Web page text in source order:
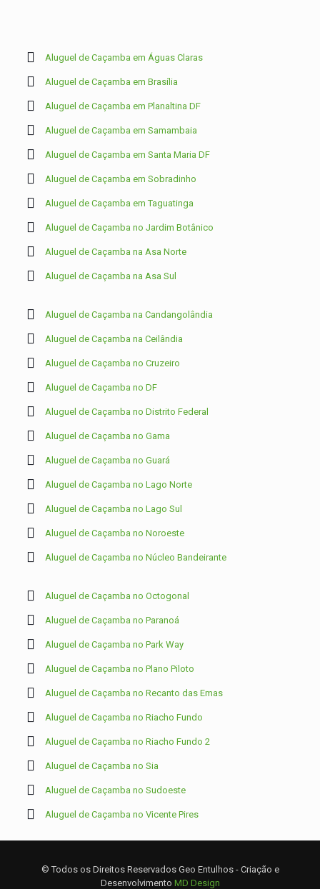
Aluguel de Caçamba em Águas Claras
Aluguel de Caçamba em Brasília
Aluguel de Caçamba em Planaltina DF
Aluguel de Caçamba em Samambaia
Aluguel de Caçamba em Santa Maria DF
Aluguel de Caçamba em Sobradinho
Aluguel de Caçamba em Taguatinga
Aluguel de Caçamba no Jardim Botânico
Aluguel de Caçamba na Asa Norte
Aluguel de Caçamba na Asa Sul
Aluguel de Caçamba na Candangolândia
Aluguel de Caçamba na Ceilândia
Aluguel de Caçamba no Cruzeiro
Aluguel de Caçamba no DF
Aluguel de Caçamba no Distrito Federal
Aluguel de Caçamba no Gama
Aluguel de Caçamba no Guará
Aluguel de Caçamba no Lago Norte
Aluguel de Caçamba no Lago Sul
Aluguel de Caçamba no Noroeste
Aluguel de Caçamba no Núcleo Bandeirante
Aluguel de Caçamba no Octogonal
Aluguel de Caçamba no Paranoá
Aluguel de Caçamba no Park Way
Aluguel de Caçamba no Plano Piloto
Aluguel de Caçamba no Recanto das Emas
Aluguel de Caçamba no Riacho Fundo
Aluguel de Caçamba no Riacho Fundo 2
Aluguel de Caçamba no Sia
Aluguel de Caçamba no Sudoeste
Aluguel de Caçamba no Vicente Pires
© Todos os Direitos Reservados Geo Entulhos - Criação e
Desenvolvimento MD Design